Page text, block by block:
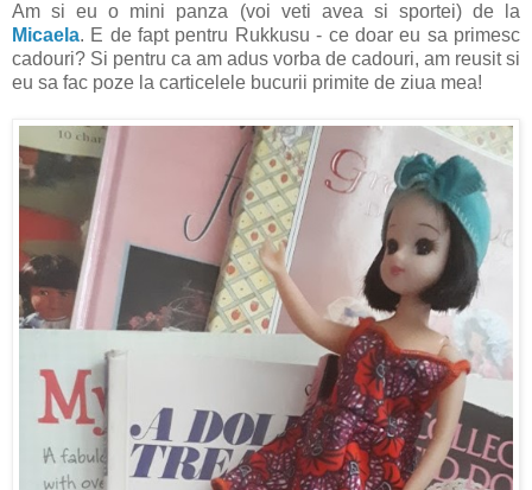
Am si eu o mini panza (voi veti avea si sportei) de la
Micaela. E de fapt pentru Rukkusu - ce doar eu sa primesc
cadouri? Si pentru ca am adus vorba de cadouri, am reusit si
eu sa fac poze la carticelele bucurii primite de ziua mea!